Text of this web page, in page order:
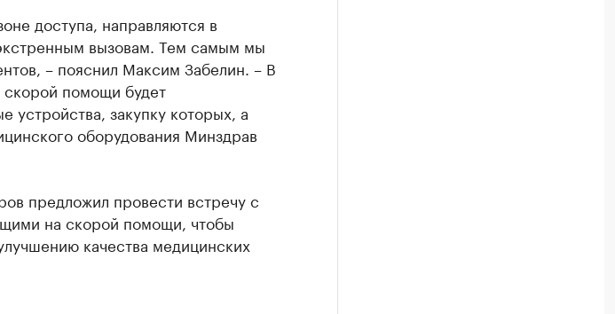
доступа, направляются в
вызовам. Тем самым мы
– пояснил Максим Забелин. – В
помощи будет
устройства, закупку которых, а
оборудования Минздрав
предложил провести встречу с
на скорой помощи, чтобы
качества медицинских